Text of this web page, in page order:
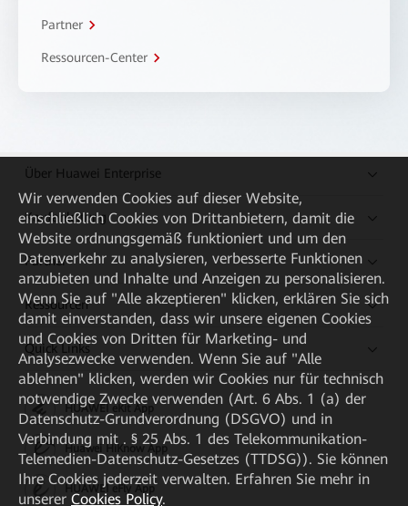
Partner
Ressourcen-Center
Über Huawei Enterprise
Kaufanleitung
Partner
Ressourcen
Quick Links
HUAWEI eKit App
Huawei HiKnow App
HUAWEI eFly App
Wir verwenden Cookies auf dieser Website,
einschließlich Cookies von Drittanbietern, damit die
Website ordnungsgemäß funktioniert und um den
Datenverkehr zu analysieren, verbesserte Funktionen
anzubieten und Inhalte und Anzeigen zu personalisieren.
Wenn Sie auf "Alle akzeptieren" klicken, erklären Sie sich
damit einverstanden, dass wir unsere eigenen Cookies
und Cookies von Dritten für Marketing- und
Analysezwecke verwenden. Wenn Sie auf "Alle
ablehnen" klicken, werden wir Cookies nur für technisch
notwendige Zwecke verwenden (Art. 6 Abs. 1 (a) der
Datenschutz-Grundverordnung (DSGVO) und in
Verbindung mit . § 25 Abs. 1 des Telekommunikation-
Telemedien-Datenschutz-Gesetzes (TTDSG)). Sie können
Ihre Cookies jederzeit verwalten. Erfahren Sie mehr in
unserer Cookies Policy.